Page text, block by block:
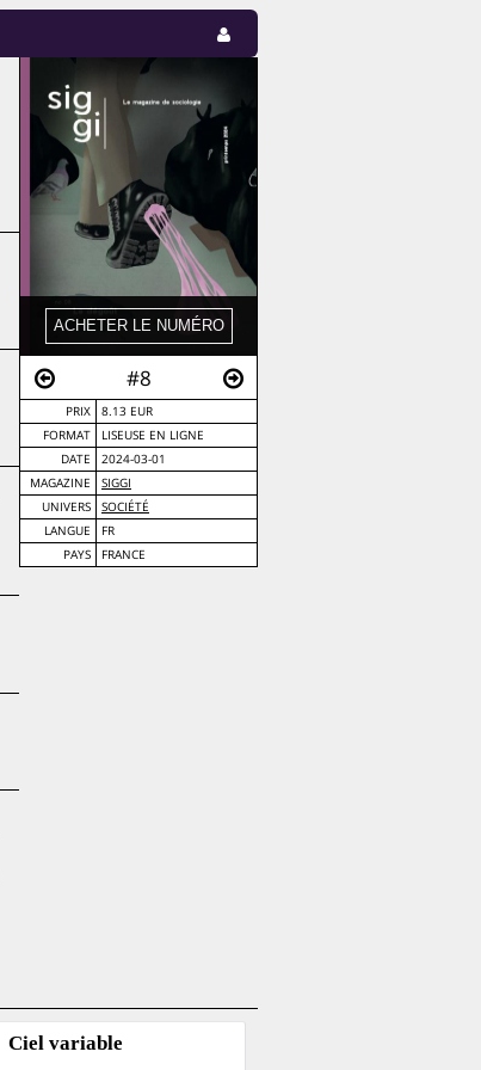
#8
PRIX
8.13 EUR
FORMAT
LISEUSE EN LIGNE
DATE
2024-03-01
MAGAZINE
SIGGI
UNIVERS
SOCIÉTÉ
LANGUE
FR
PAYS
FRANCE
Ciel variable